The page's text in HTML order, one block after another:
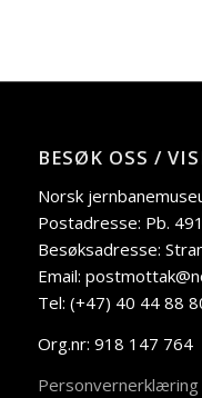
BESØK OSS /
Norsk
Postadresse: Pb.
Besøksadresse:
Email:
Tel: (+47) 40 44 88
Org.nr: 918 147 764
Personvernerklæring